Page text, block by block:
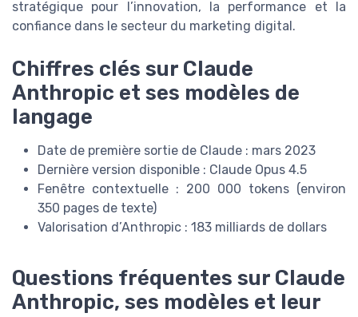
stratégique pour l’innovation, la performance et la
confiance dans le secteur du marketing digital.
Chiffres clés sur Claude
Anthropic et ses modèles de
langage
Date de première sortie de Claude : mars 2023
Dernière version disponible : Claude Opus 4.5
Fenêtre contextuelle : 200 000 tokens (environ
350 pages de texte)
Valorisation d’Anthropic : 183 milliards de dollars
Questions fréquentes sur Claude
Anthropic, ses modèles et leur